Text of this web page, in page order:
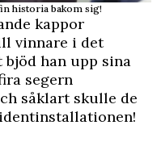
historia bakom sig!
kappor
vinnare i det
bjöd han upp sina
segern
såklart skulle de